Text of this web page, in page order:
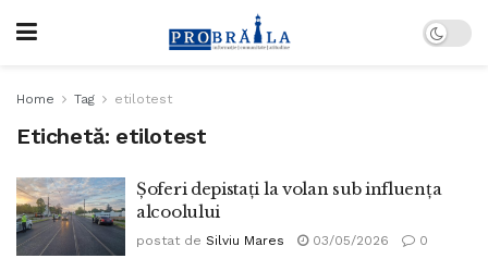
Home Tag etilotest
Etichetă: etilotest
Șoferi depistați la volan sub influența
alcoolului
postat de Silviu Mares 03/05/2026 0